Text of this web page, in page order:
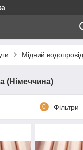
Мідний водопровід
(Німеччина)
0 Фільтри